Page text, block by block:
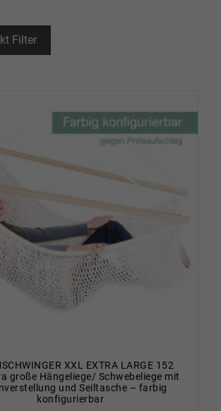
Filter
XXL EXTRA LARGE 152
große Hängeliege/ Schwebeliege mit
und Seiltasche – farbig
konfigurierbar